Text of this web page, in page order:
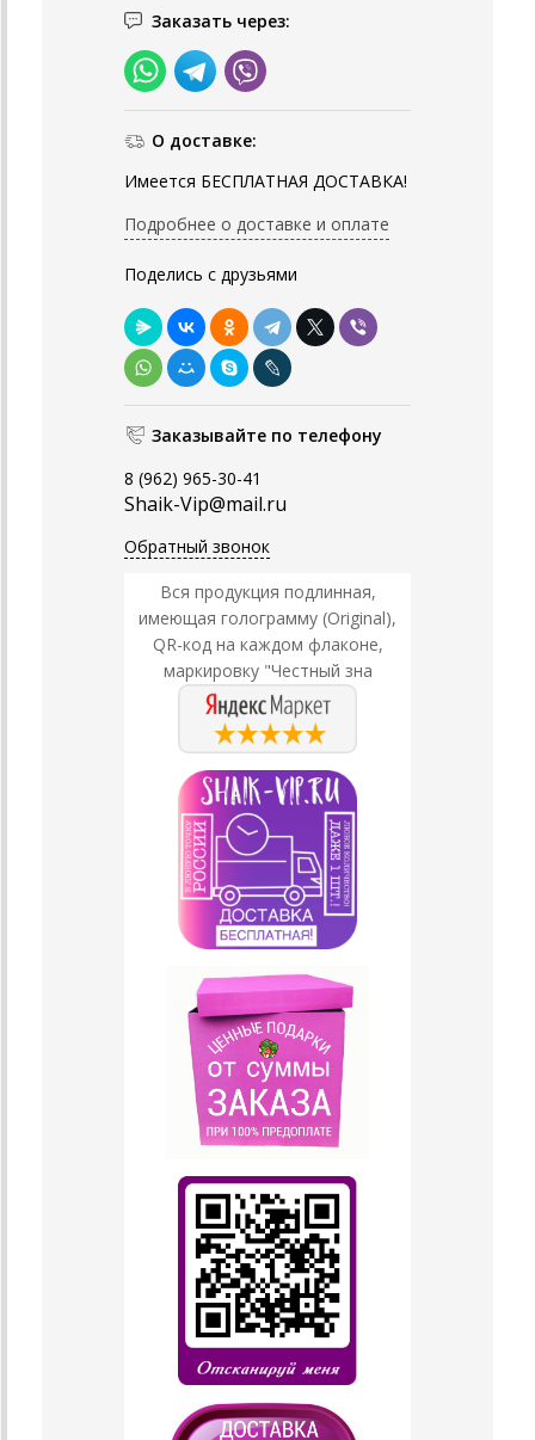
Заказать через:
О доставке:
Имеется БЕСПЛАТНАЯ ДОСТАВКА!
Подробнее о доставке и оплате
Поделись с друзьями
Заказывайте по телефону
8 (962) 965-30-41
Shaik-Vip@mail.ru
Обратный звонок
Вся продукция подлинная,
имеющая голограмму (Original),
QR-код на каждом флаконе,
маркировку "Честный зна